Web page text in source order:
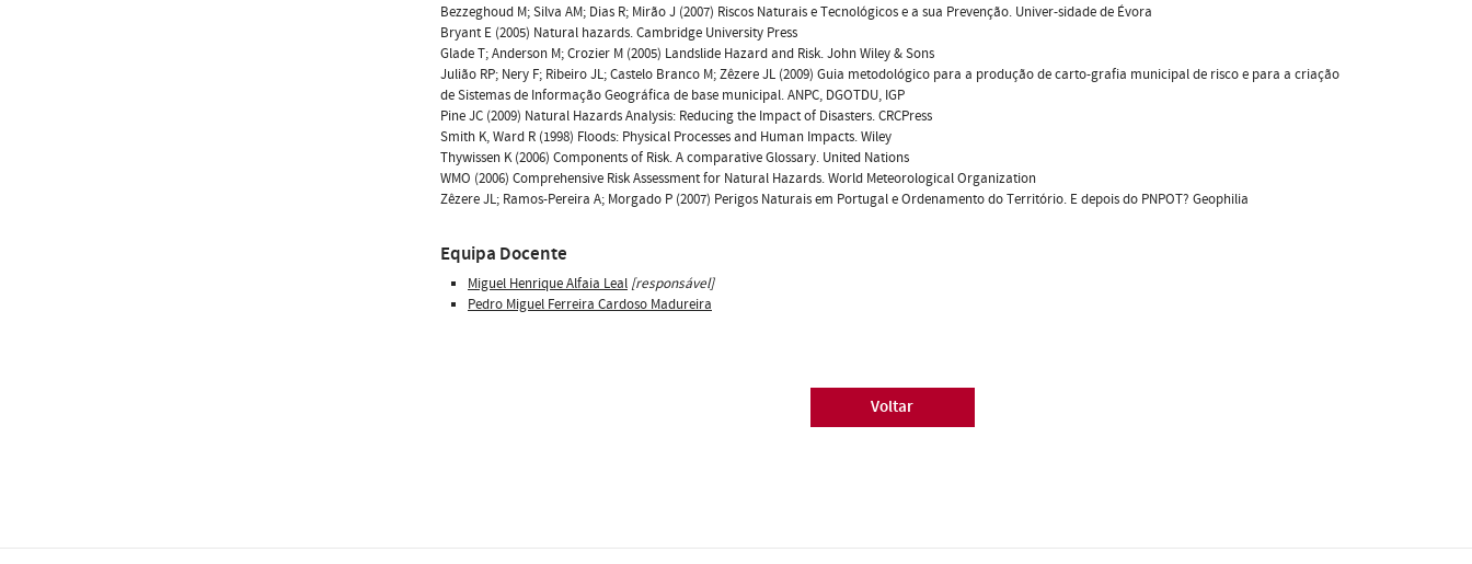
Bezzeghoud M; Silva AM; Dias R; Mirão J (2007) Riscos Naturais e Tecnológicos e a sua Prevenção. Univer-sidade de Évora
Bryant E (2005) Natural hazards. Cambridge University Press
Glade T; Anderson M; Crozier M (2005) Landslide Hazard and Risk. John Wiley & Sons
Julião RP; Nery F; Ribeiro JL; Castelo Branco M; Zêzere JL (2009) Guia metodológico para a produção de carto-grafia municipal de risco e para a criação
de Sistemas de Informação Geográfica de base municipal. ANPC, DGOTDU, IGP
Pine JC (2009) Natural Hazards Analysis: Reducing the Impact of Disasters. CRCPress
Smith K, Ward R (1998) Floods: Physical Processes and Human Impacts. Wiley
Thywissen K (2006) Components of Risk. A comparative Glossary. United Nations
WMO (2006) Comprehensive Risk Assessment for Natural Hazards. World Meteorological Organization
Zêzere JL; Ramos-Pereira A; Morgado P (2007) Perigos Naturais em Portugal e Ordenamento do Território. E depois do PNPOT? Geophilia
Equipa Docente
Miguel Henrique Alfaia Leal [responsável]
Pedro Miguel Ferreira Cardoso Madureira
Voltar